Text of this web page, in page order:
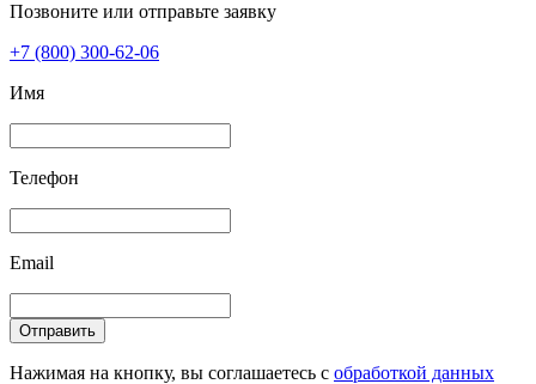
Позвоните или отправьте заявку
+7 (800) 300-62-06
Имя
Телефон
Email
Отправить
Нажимая на кнопку, вы соглашаетесь с обработкой данных